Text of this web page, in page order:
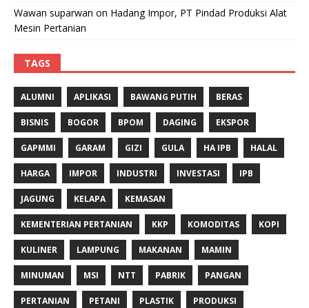
Wawan suparwan on Hadang Impor, PT Pindad Produksi Alat
Mesin Pertanian
TAGS
ALUMNI APLIKASI BAWANG PUTIH BERAS
BISNIS BOGOR BPOM DAGING EKSPOR
GAPMMI GARAM GIZI GULA HA IPB HALAL
HARGA IMPOR INDUSTRI INVESTASI IPB
JAGUNG KELAPA KEMASAN
KEMENTERIAN PERTANIAN KKP KOMODITAS KOPI
KULINER LAMPUNG MAKANAN MAMIN
MINUMAN MSI NTT PABRIK PANGAN
PERTANIAN PETANI PLASTIK PRODUKSI